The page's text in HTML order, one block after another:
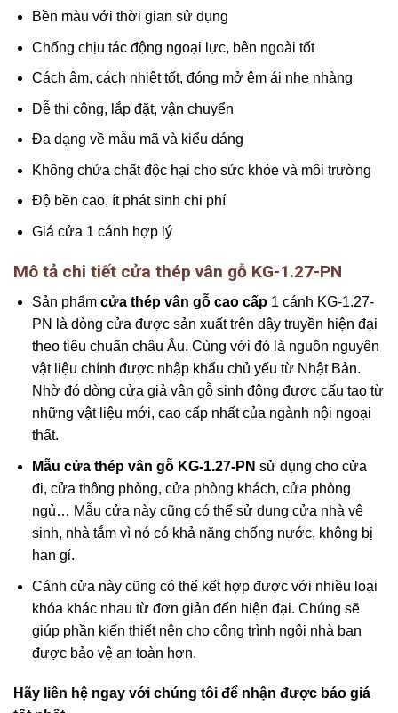
Bền màu với thời gian sử dụng
Chống chịu tác động ngoại lực, bên ngoài tốt
Cách âm, cách nhiệt tốt, đóng mở êm ái nhẹ nhàng
Dễ thi công, lắp đặt, vận chuyển
Đa dạng về mẫu mã và kiểu dáng
Không chứa chất độc hại cho sức khỏe và môi trường
Độ bền cao, ít phát sinh chi phí
Giá cửa 1 cánh hợp lý
Mô tả chi tiết cửa thép vân gỗ KG-1.27-PN
Sản phẩmcửa thép vân gỗ cao cấp1 cánh KG-1.27-
PN là dòng cửa được sản xuất trên dây truyền hiện đại
theo tiêu chuẩn châu Âu. Cùng với đó là nguồn nguyên
vật liệu chính được nhập khẩu chủ yếu từ Nhật Bản.
Nhờ đó dòng cửa giả vân gỗ sinh động được cấu tạo từ
những vật liệu mới, cao cấp nhất của ngành nội ngoại
thất.
Mẫu cửa thép vân gỗ KG-1.27-PN sử dụng cho cửa
đi, cửa thông phòng, cửa phòng khách, cửa phòng
ngủ… Mẫu cửa này cũng có thể sử dụng cửa nhà vệ
sinh, nhà tắm vì nó có khả năng chống nước, không bị
han gỉ.
Cánh cửa này cũng có thể kết hợp được với nhiều loại
khóa khác nhau từ đơn giản đến hiện đại. Chúng sẽ
giúp phần kiến thiết nên cho công trình ngôi nhà bạn
được bảo vệ an toàn hơn.
Hãy liên hệ ngay với chúng tôi để nhận được báo giá